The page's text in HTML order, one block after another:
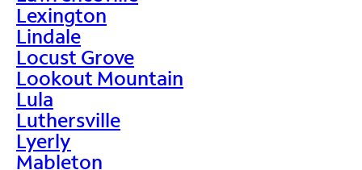
Lexington
Lindale
Locust Grove
Lookout Mountain
Lula
Luthersville
Lyerly
Mableton